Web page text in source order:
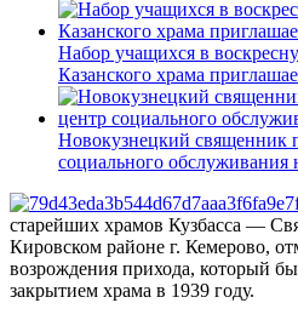
Набор учащихся в
Казанского храма
Новокузнецкий священник
социального обслуживания
старейших храмов Кузбасса —
Кировском районе г. Кемерово,
возрождения прихода, который
закрытием храма в 1939 году.